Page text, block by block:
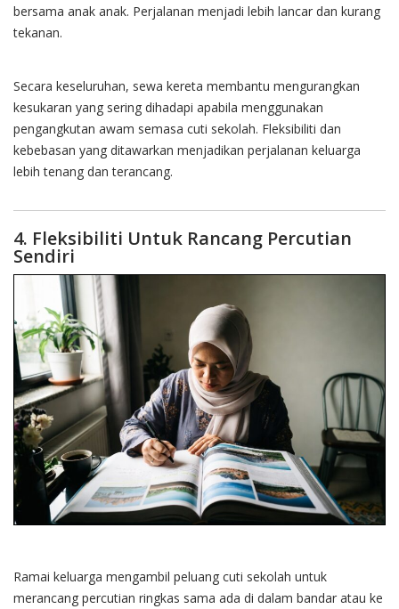
bersama anak anak. Perjalanan menjadi lebih lancar dan kurang
tekanan.
Secara keseluruhan, sewa kereta membantu mengurangkan
kesukaran yang sering dihadapi apabila menggunakan
pengangkutan awam semasa cuti sekolah. Fleksibiliti dan
kebebasan yang ditawarkan menjadikan perjalanan keluarga
lebih tenang dan terancang.
4. Fleksibiliti Untuk Rancang Percutian
Sendiri
Ramai keluarga mengambil peluang cuti sekolah untuk
merancang percutian ringkas sama ada di dalam bandar atau ke